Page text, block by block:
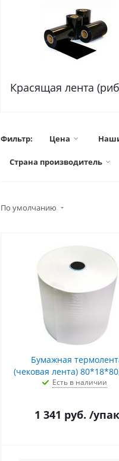
Красящая лента
Фильтр: Цена
Страна производитель
По умолчанию
Бумажная
(чековая лента)
Есть в наличии
1 341 руб. /упак